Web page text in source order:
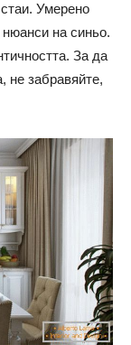
Умерено
на синьо.
За да
не забравяйте,